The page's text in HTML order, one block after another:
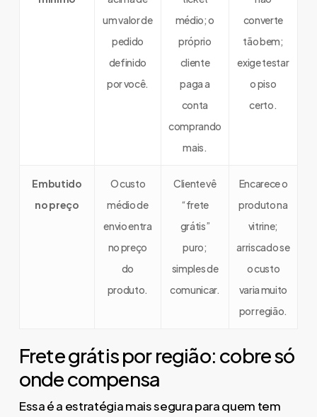
um valor de
pedido
definido
por você.
médio; o
próprio
cliente
paga a
conta
comprando
mais.
converte
tão bem;
exige testar
o piso
certo.
Embutido
no preço
O custo
médio de
envio entra
no preço
do
produto.
Cliente vê
“frete
grátis”
puro;
simples de
comunicar.
Encarece o
produto na
vitrine;
arriscado se
o custo
varia muito
por região.
Frete grátis por região: cobre só
onde compensa
Essa é a estratégia mais segura para quem tem